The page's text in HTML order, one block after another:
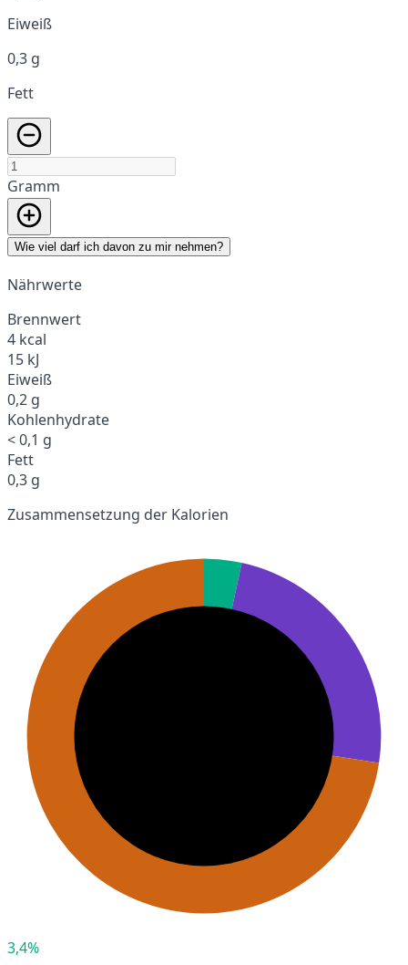
Eiweiß
0,3 g
Fett
Gramm
Wie viel darf ich davon zu mir nehmen?
Nährwerte
Brennwert
4 kcal
15 kJ
Eiweiß
0,2 g
Kohlenhydrate
< 0,1 g
Fett
0,3 g
Zusammensetzung der Kalorien
3,4%